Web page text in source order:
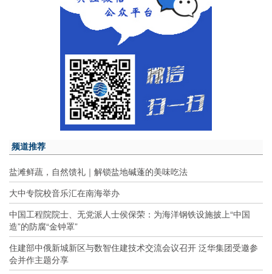
频道推荐
盐滩鲜蔬，自然馈礼｜解锁盐地碱蓬的美味吃法
大中专院校音乐汇在南海举办
中国工程院院士、无党派人士侯保荣：为海洋钢铁设施披上“中国
造”的防腐“金钟罩”
住建部中俄新城新区与数智住建技术交流会议召开 泛华集团受邀参
会并作主题分享